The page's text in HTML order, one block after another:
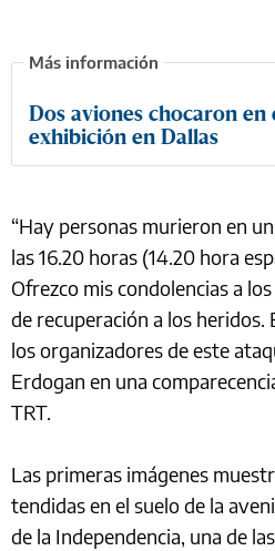
Dos aviones chocaron
exhibición en Dallas
“Hay personas murieron en
las 16.20 horas (14.20 hora
Ofrezco mis condolencias a
de recuperación a los heridos.
los organizadores de este
Erdogan en una
TRT.
Las primeras imágenes
tendidas en el suelo de la
de la Independencia, una de